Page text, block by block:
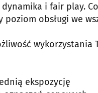
i fair play.
obsługi we
wykorzystania
ekspozycję